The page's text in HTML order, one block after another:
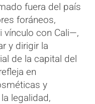
fuera del país
foráneos,
vínculo con Cali—,
y dirigir la
de la capital del
en
y
legalidad,